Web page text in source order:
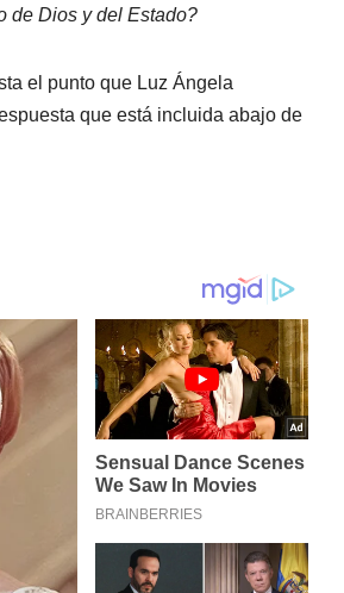
de Dios y del Estado?
el punto que Luz Ángela
que está incluida abajo de